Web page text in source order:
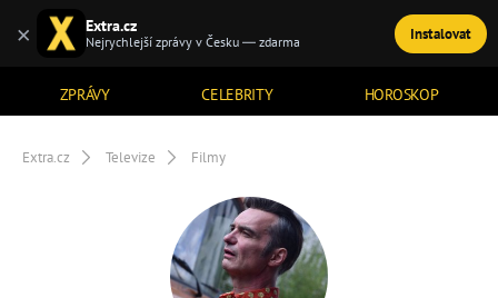
ZPRÁVY CELEBRITY HOROSKOP
TÉMATA
Extra.cz Televize Filmy
× Extra.cz
Nejrychlejší zprávy v Česku — zdarma Instalovat